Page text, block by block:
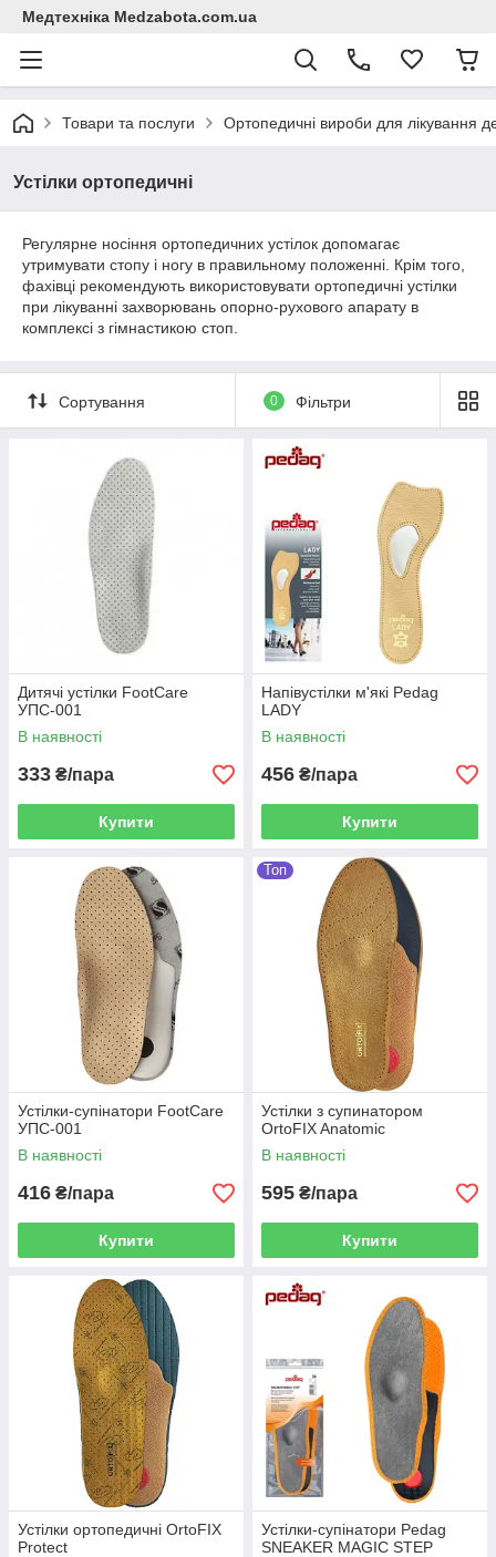
Медтехніка Medzabota.com.ua
Товари та послуги Ортопедичні вироби для лікування
Устілки ортопедичні
Регулярне носіння ортопедичних устілок допомагає
утримувати стопу і ногу в правильному положенні. Крім того,
фахівці рекомендують використовувати ортопедичні устілки
при лікуванні захворювань опорно-рухового апарату в
комплексі з гімнастикою стоп.
Сортування 0 Фільтри
Дитячі устілки FootCare
УПС-001
В наявності
333 ₴/пара
Купити
Напівустілки м'які Pedag
LADY
В наявності
456 ₴/пара
Купити
Устілки-супінатори FootCare
УПС-001
В наявності
416 ₴/пара
Купити
Топ
Устілки з супинатором
OrtoFIX Anatomic
В наявності
595 ₴/пара
Купити
Устілки ортопедичні OrtoFIX
Protect
Устілки-супінатори Pedag
SNEAKER MAGIC STEP